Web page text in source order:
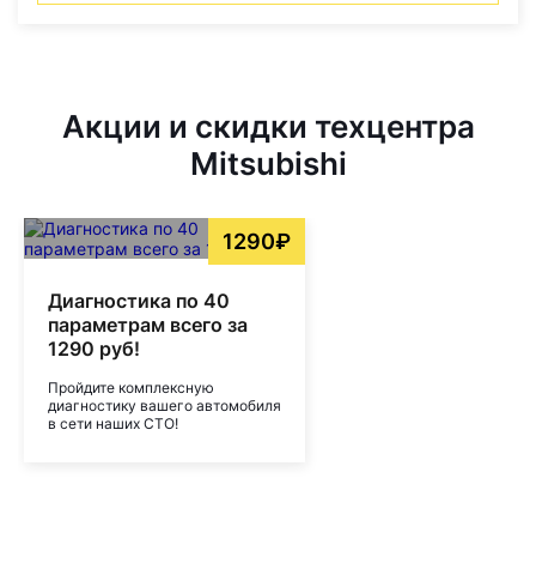
Акции и скидки техцентра
Mitsubishi
1290₽
Диагностика по 40
параметрам всего за
1290 руб!
Пройдите комплексную
диагностику вашего автомобиля
в сети наших СТО!